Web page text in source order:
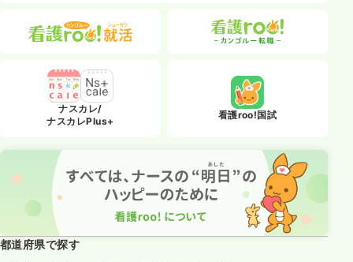
ナスカレ/
ナスカレPlus+
看護roo!国試
都道府県で探す